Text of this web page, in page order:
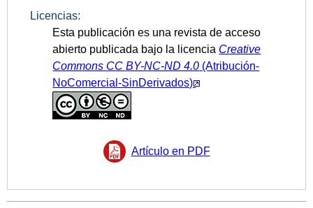
Licencias:
Esta publicación es una revista de acceso
abierto publicada bajo la licencia Creative
Commons CCBY-NC-ND 4.0 (Atribución-
NoComercial-SinDerivados)
Artículo en PDF